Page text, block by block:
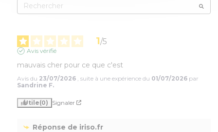
1/5
Avis vérifié
mauvais cher pour ce que c'est
Avis du 23/07/2026 , suite à une expérience du 01/07/2026 par
Sandrine F.
Utile(0) Signaler
Réponse de iriso.fr